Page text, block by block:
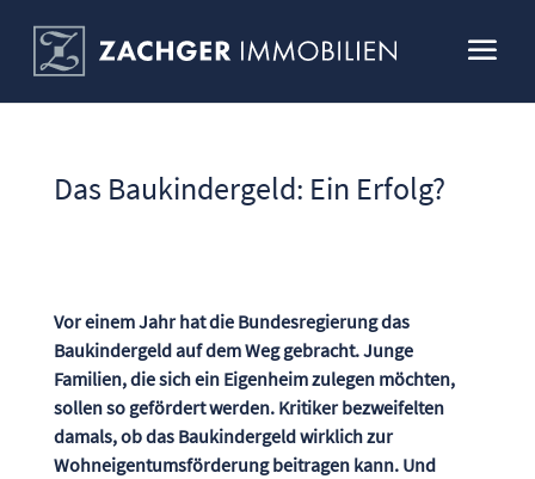
Das Baukindergeld: Ein Erfolg?
Vor einem Jahr hat die Bundesregierung das
Baukindergeld auf dem Weg gebracht. Junge
Familien, die sich ein Eigenheim zulegen möchten,
sollen so gefördert werden. Kritiker bezweifelten
damals, ob das Baukindergeld wirklich zur
Wohneigentumsförderung beitragen kann. Und